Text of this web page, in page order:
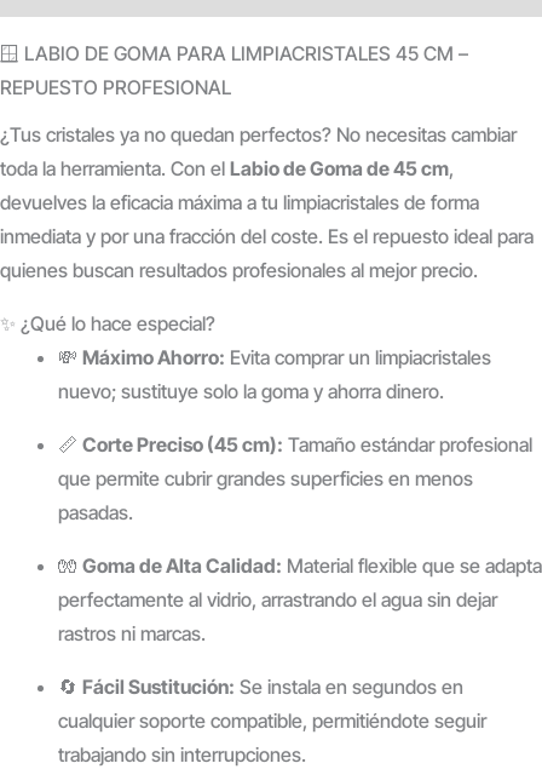
🪟 LABIO DE GOMA PARA LIMPIACRISTALES 45 CM –
REPUESTO PROFESIONAL
¿Tus cristales ya no quedan perfectos? No necesitas cambiar
toda la herramienta. Con el Labio de Goma de 45 cm,
devuelves la eficacia máxima a tu limpiacristales de forma
inmediata y por una fracción del coste. Es el repuesto ideal para
quienes buscan resultados profesionales al mejor precio.
✨ ¿Qué lo hace especial?
💸 Máximo Ahorro: Evita comprar un limpiacristales
nuevo; sustituye solo la goma y ahorra dinero.
📏 Corte Preciso (45 cm): Tamaño estándar profesional
que permite cubrir grandes superficies en menos
pasadas.
🧤 Goma de Alta Calidad: Material flexible que se adapta
perfectamente al vidrio, arrastrando el agua sin dejar
rastros ni marcas.
🔄 Fácil Sustitución: Se instala en segundos en
cualquier soporte compatible, permitiéndote seguir
trabajando sin interrupciones.